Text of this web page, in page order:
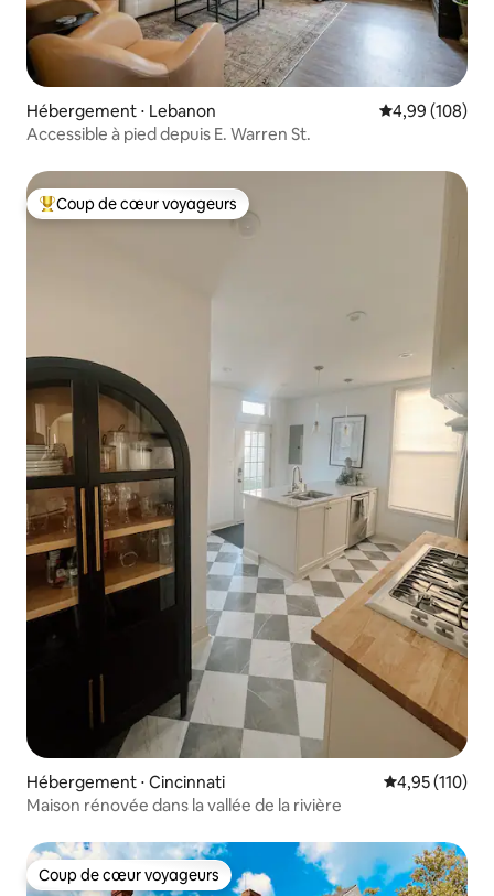
Hébergement ⋅ Lebanon Évaluation
4,99 (108)
Accessible à pied depuis E. Warren St.
Coups de cœur voyageurs les plus appréciés
Coup de cœur voyageurs
Hébergement ⋅ Cincinnati Évaluation
4,95 (110)
Maison rénovée dans la vallée de la rivière
Coup de cœur voyageurs
Coup de cœur voyageurs